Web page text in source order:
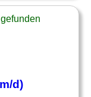
d)